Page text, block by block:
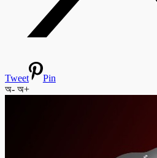
Tweet
Pin
অ- অ+